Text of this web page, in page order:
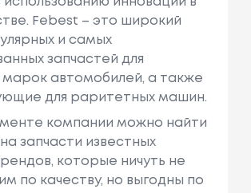
Febest – это широкий
и самых
запчастей для
марок автомобилей, а также
для раритетных машин.
компании можно найти
запчасти известных
которые ничуть не
по качеству, но выгодны по